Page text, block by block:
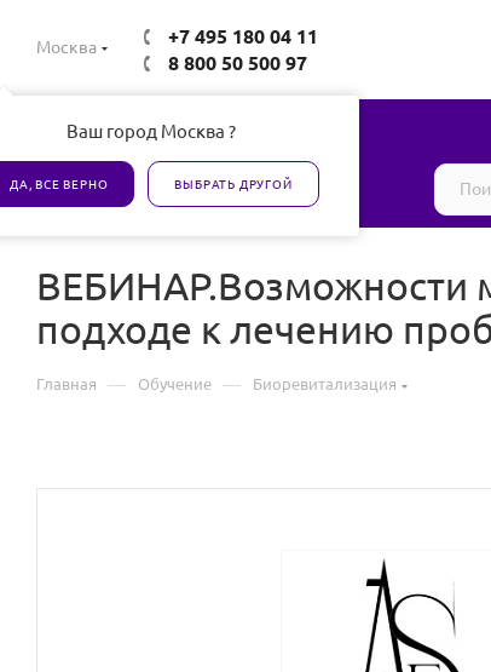
Москва
Ваш город Москва ?
ДА, ВСЕ ВЕРНО ВЫБРАТЬ ДРУГОЙ
+7 495 180 04 11
8 800 50 500 97
Все товары сертифицированы
ВЕБИНАР.Возможности
подходе к лечению
Главная — Обучение — Биоревитализация